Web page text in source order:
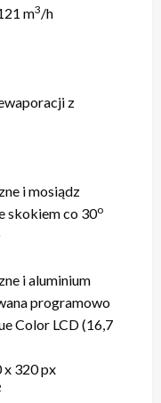
m3/h
z
i mosiądz
skokiem co 30o
i aluminium
programowo
Color LCD (16,7
x 320 px